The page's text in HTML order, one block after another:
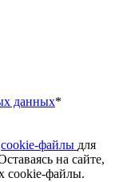
данных*
cookie-файлы для
на сайте,
cookie-файлы.